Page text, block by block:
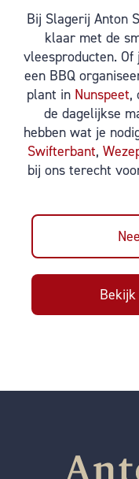
Bij Slagerij Anton
klaar met de
vleesproducten.
een BBQ
plant in Nunspeet,
de dagelijkse
hebben wat je
Swifterbant,
bij ons terecht